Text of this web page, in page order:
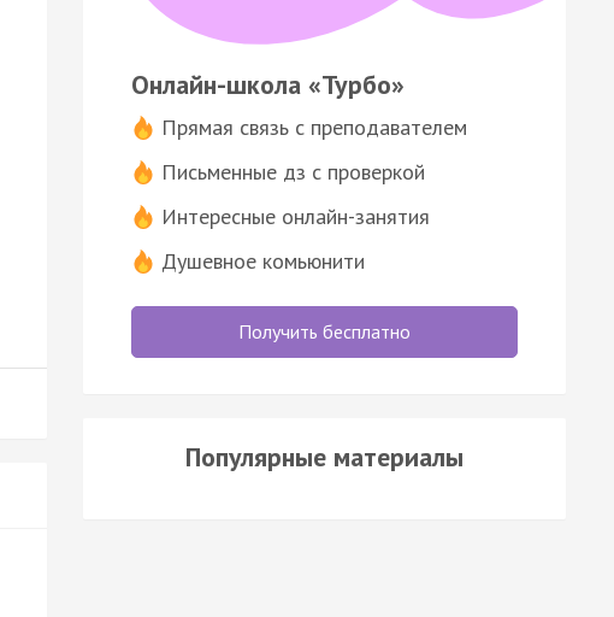
Онлайн-школа «Турбо»
Прямая связь с преподавателем
Письменные дз с проверкой
Интересные онлайн-занятия
Душевное комьюнити
Получить бесплатно
Популярные материалы